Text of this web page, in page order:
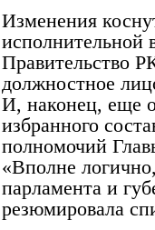
Изменения
исполнительной
Правительство
должностное
И, наконец, еще
избранного
полномочий
«Вполне
парламента и
резюмировала